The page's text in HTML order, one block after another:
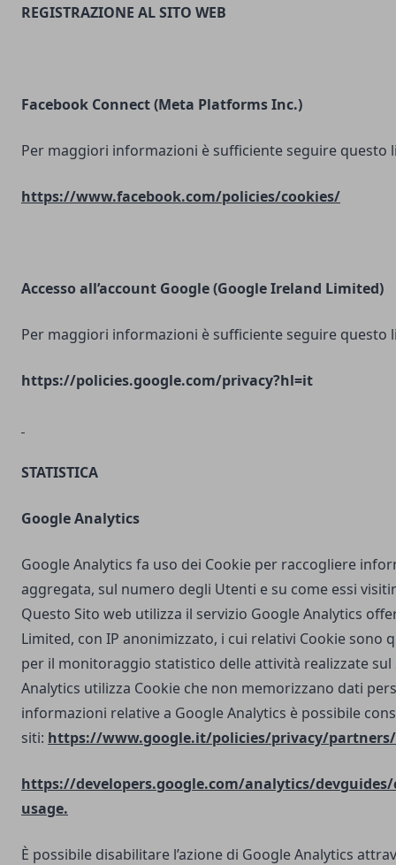
REGISTRAZIONE AL SITO WEB
Facebook Connect (Meta Platforms Inc.)
Per maggiori informazioni è sufficiente seguire questo
https://www.facebook.com/policies/cookies/
Accesso all’account Google (Google Ireland Limited)
Per maggiori informazioni è sufficiente seguire questo
https://policies.google.com/privacy?hl=it
STATISTICA
Google Analytics
Google Analytics fa uso dei Cookie per raccogliere
aggregata, sul numero degli Utenti e su come essi
Questo Sito web utilizza il servizio Google Analytics
Limited, con IP anonimizzato, i cui relativi Cookie sono
per il monitoraggio statistico delle attività realizzate sul
Analytics utilizza Cookie che non memorizzano dati
informazioni relative a Google Analytics è possibile
siti: https://www.google.it/policies/privacy/partners/
https://developers.google.com/analytics/
usage.
È possibile disabilitare l’azione di Google Analytics